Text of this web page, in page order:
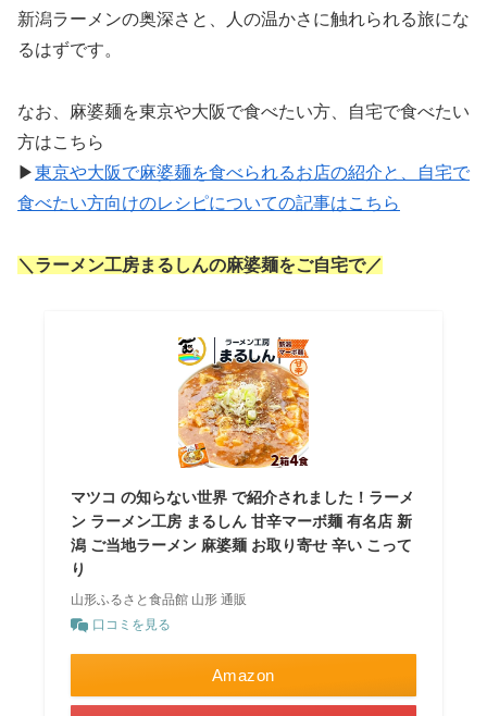
新潟ラーメンの奥深さと、人の温かさに触れられる旅にな
るはずです。
なお、麻婆麺を東京や大阪で食べたい方、自宅で食べたい
方はこちら
▶東京や大阪で麻婆麺を食べられるお店の紹介と、自宅で
食べたい方向けのレシピについての記事はこちら
＼ラーメン工房まるしんの麻婆麺をご自宅で／
マツコ の知らない世界 で紹介されました！ラーメ
ン ラーメン工房 まるしん 甘辛マーボ麺 有名店 新
潟 ご当地ラーメン 麻婆麺 お取り寄せ 辛い こって
り
山形ふるさと食品館 山形 通販
口コミを見る
Amazon